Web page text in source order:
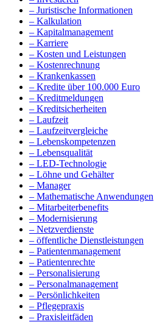
– Juristische Informationen
– Kalkulation
– Kapitalmanagement
– Karriere
– Kosten und Leistungen
– Kostenrechnung
– Krankenkassen
– Kredite über 100.000 Euro
– Kreditmeldungen
– Kreditsicherheiten
– Laufzeit
– Laufzeitvergleiche
– Lebenskompetenzen
– Lebensqualität
– LED-Technologie
– Löhne und Gehälter
– Manager
– Mathematische Anwendungen
– Mitarbeiterbenefits
– Modernisierung
– Netzverdienste
– öffentliche Dienstleistungen
– Patientenmanagement
– Patientenrechte
– Personalisierung
– Personalmanagement
– Persönlichkeiten
– Pflegepraxis
– Praxisleitfäden